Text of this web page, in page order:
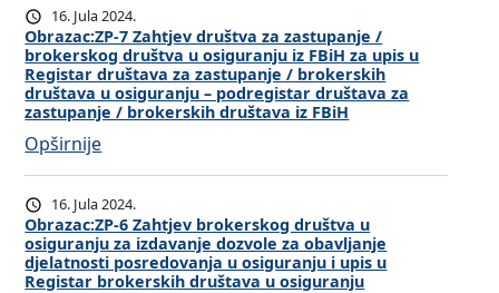
16. Jula 2024.
Obrazac:ZP-7 Zahtjev društva za zastupanje /
brokerskog društva u osiguranju iz FBiH za upis u
Registar društava za zastupanje / brokerskih
društava u osiguranju – podregistar društava za
zastupanje / brokerskih društava iz FBiH
Opširnije:
O
b
r
a
z
16. Jula 2024.
Obrazac:ZP-6 Zahtjev brokerskog društva u
osiguranju za izdavanje dozvole za obavljanje
djelatnosti posredovanja u osiguranju i upis u
Registar brokerskih društava u osiguranju